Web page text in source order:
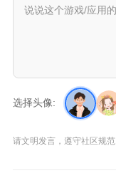
选择头像:
请文明发言，遵守社区规范